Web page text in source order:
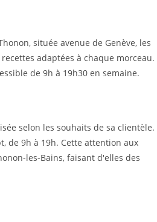
située avenue de Genève, les
adaptées à chaque morceau.
de 9h à 19h30 en semaine.
selon les souhaits de sa clientèle.
de 9h à 19h. Cette attention aux
les-Bains, faisant d'elles des